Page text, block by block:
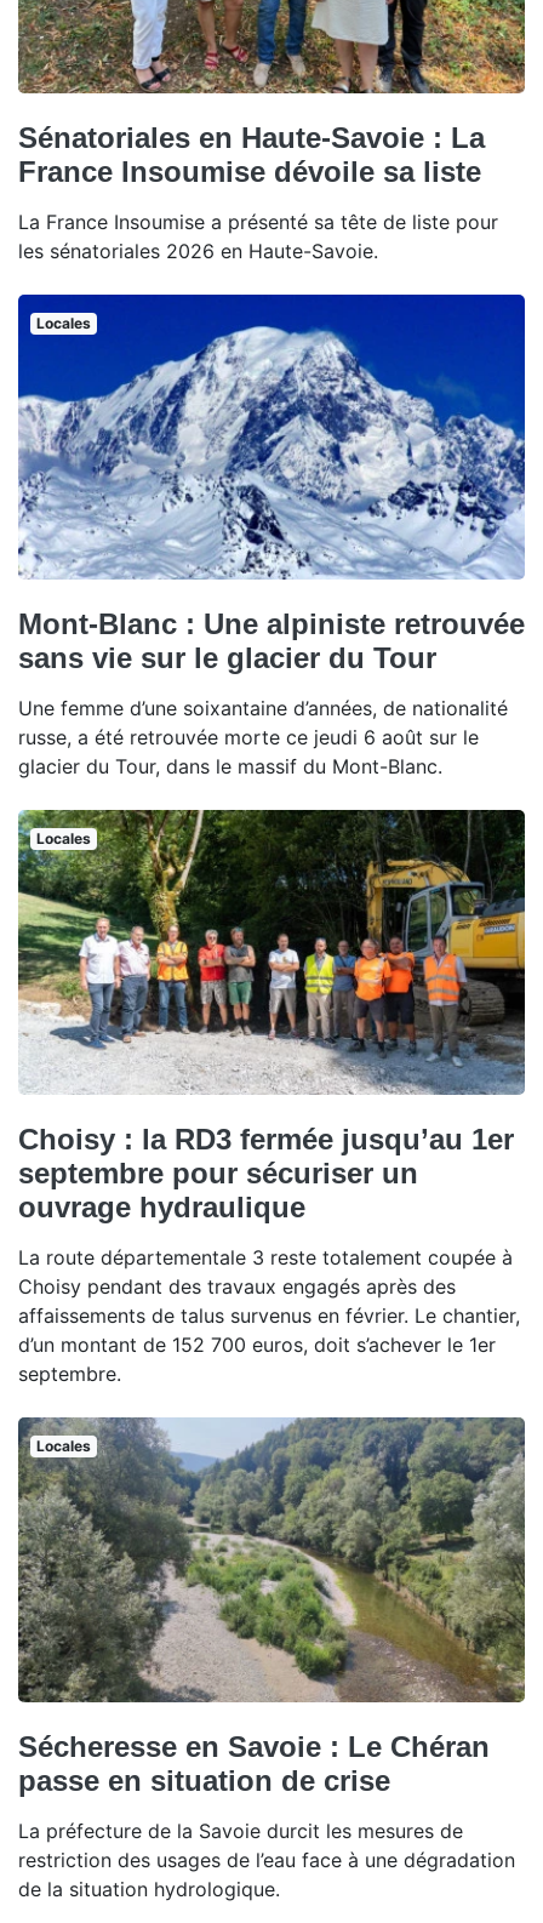
Sénatoriales en Haute-Savoie : La
France Insoumise dévoile sa liste
La France Insoumise a présenté sa tête de liste pour
les sénatoriales 2026 en Haute-Savoie.
Locales
Mont-Blanc : Une alpiniste retrouvée
sans vie sur le glacier du Tour
Une femme d’une soixantaine d’années, de nationalité
russe, a été retrouvée morte ce jeudi 6 août sur le
glacier du Tour, dans le massif du Mont-Blanc.
Locales
Choisy : la RD3 fermée jusqu’au 1er
septembre pour sécuriser un
ouvrage hydraulique
La route départementale 3 reste totalement coupée à
Choisy pendant des travaux engagés après des
affaissements de talus survenus en février. Le chantier,
d’un montant de 152 700 euros, doit s’achever le 1er
septembre.
Locales
Sécheresse en Savoie : Le Chéran
passe en situation de crise
La préfecture de la Savoie durcit les mesures de
restriction des usages de l’eau face à une dégradation
de la situation hydrologique.